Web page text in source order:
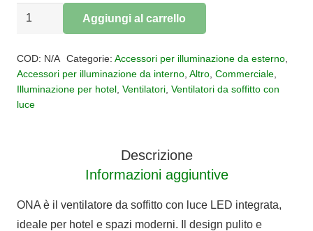
VENTILATORE
SURFER
Aggiungi al carrello
COD: N/A Categorie: Accessori per illuminazione da esterno,
Accessori per illuminazione da interno Altro Commerciale
Illuminazione per hotel Ventilatori Ventilatori da soffitto con
luce
Descrizione
Informazioni aggiuntive
ONA è il ventilatore da soffitto con luce LED integrata,
ideale per hotel e spazi moderni. Il design pulito e